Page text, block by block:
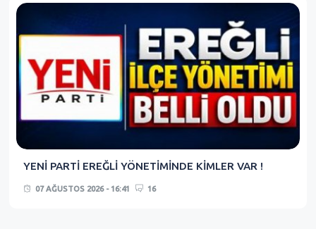
YENİ PARTİ EREĞLİ YÖNETİMİNDE KİMLER VAR !
07 AĞUSTOS 2026 - 16:41 16